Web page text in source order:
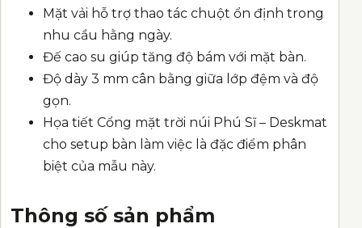
Mặt vải hỗ trợ thao tác chuột ổn định trong
nhu cầu hằng ngày.
Đế cao su giúp tăng độ bám với mặt bàn.
Độ dày 3 mm cân bằng giữa lớp đệm và độ
gọn.
Họa tiết Cổng mặt trời núi Phú Sĩ – Deskmat
cho setup bàn làm việc là đặc điểm phân
biệt của mẫu này.
Thông số sản phẩm